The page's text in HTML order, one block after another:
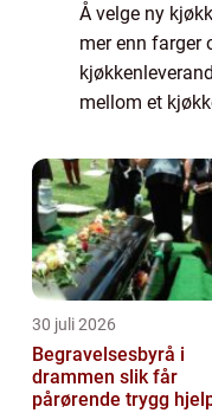
Å velge ny
mer enn farger
mellom et
hverdagen,
faktisk øker
30 juli 2026
Begravelsesbyrå i
drammen slik får
pårørende trygg